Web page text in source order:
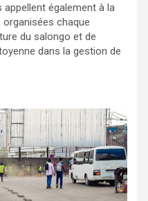
également à la
chaque
du salongo et de
dans la gestion de